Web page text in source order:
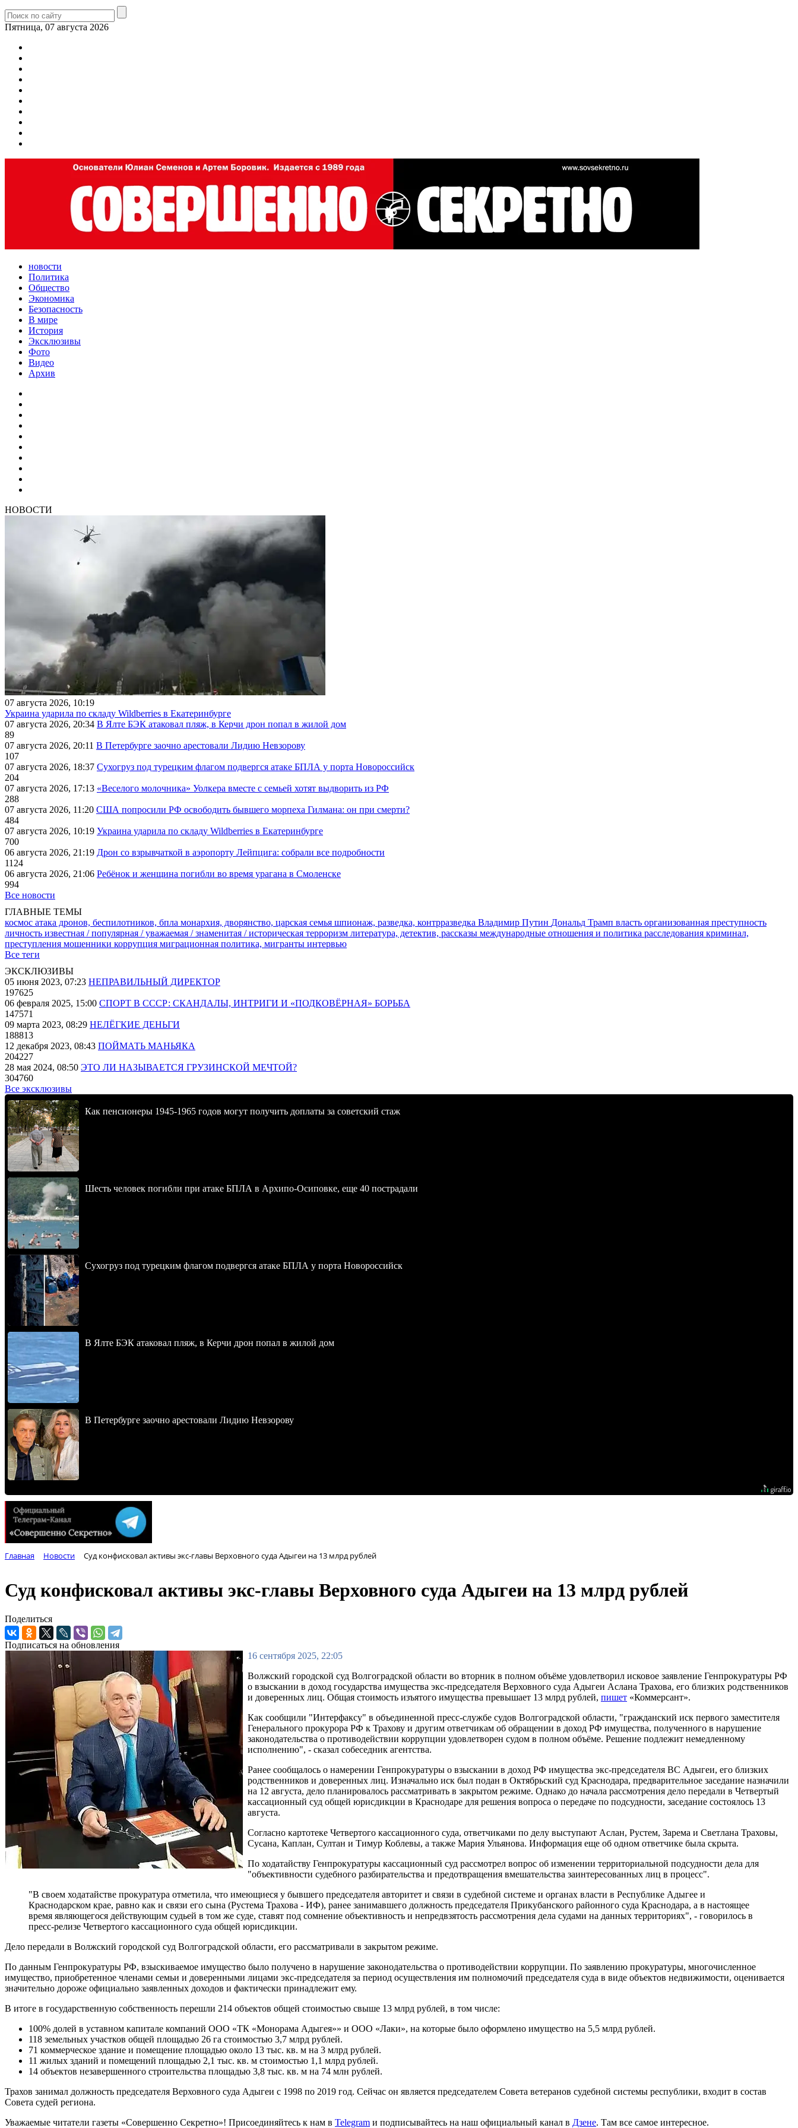
Пятница, 07 августа 2026
новости
Политика
Общество
Экономика
Безопасность
В мире
История
Эксклюзивы
Фото
Видео
Архив
НОВОСТИ
07 августа 2026, 10:19
Украина ударила по складу Wildberries в Екатеринбурге
07 августа 2026, 20:34 В Ялте БЭК атаковал пляж, в Керчи дрон попал в жилой дом
89
07 августа 2026, 20:11 В Петербурге заочно арестовали Лидию Невзорову
107
07 августа 2026, 18:37 Сухогруз под турецким флагом подвергся атаке БПЛА у порта Новороссийск
204
07 августа 2026, 17:13 «Веселого молочника» Уолкера вместе с семьей хотят выдворить из РФ
288
07 августа 2026, 11:20 США попросили РФ освободить бывшего морпеха Гилмана: он при смерти?
484
07 августа 2026, 10:19 Украина ударила по складу Wildberries в Екатеринбурге
700
06 августа 2026, 21:19 Дрон со взрывчаткой в аэропорту Лейпцига: собрали все подробности
1124
06 августа 2026, 21:06 Ребёнок и женщина погибли во время урагана в Смоленске
994
Все новости
ГЛАВНЫЕ ТЕМЫ
космос атака дронов, беспилотников, бпла монархия, дворянство, царская семья шпионаж, разведка, контрразведка Владимир Путин Дональд Трамп власть организованная преступность
личность известная / популярная / уважаемая / знаменитая / историческая терроризм литература, детектив, рассказы международные отношения и политика расследования криминал,
преступления мошенники коррупция миграционная политика, мигранты интервью
Все теги
ЭКСКЛЮЗИВЫ
05 июня 2023, 07:23 НЕПРАВИЛЬНЫЙ ДИРЕКТОР
197625
06 февраля 2025, 15:00 СПОРТ В СССР: СКАНДАЛЫ, ИНТРИГИ И «ПОДКОВЁРНАЯ» БОРЬБА
147571
09 марта 2023, 08:29 НЕЛЁГКИЕ ДЕНЬГИ
188813
12 декабря 2023, 08:43 ПОЙМАТЬ МАНЬЯКА
204227
28 мая 2024, 08:50 ЭТО ЛИ НАЗЫВАЕТСЯ ГРУЗИНСКОЙ МЕЧТОЙ?
304760
Все эксклюзивы
Как пенсионеры 1945-1965 годов могут получить доплаты за советский стаж
Шесть человек погибли при атаке БПЛА в Архипо-Осиповке, еще 40 пострадали
Сухогруз под турецким флагом подвергся атаке БПЛА у порта Новороссийск
В Ялте БЭК атаковал пляж, в Керчи дрон попал в жилой дом
В Петербурге заочно арестовали Лидию Невзорову
Главная Новости Суд конфисковал активы экс-главы Верховного суда Адыгеи на 13 млрд рублей
Суд конфисковал активы экс-главы Верховного суда Адыгеи на 13 млрд рублей
Поделиться
Подписаться на обновления
16 сентября 2025, 22:05
Волжский городской суд Волгоградской области во вторник в полном объёме удовлетворил исковое заявление Генпрокуратуры РФ
о взыскании в доход государства имущества экс-председателя Верховного суда Адыгеи Аслана Трахова, его близких родственников
и доверенных лиц. Общая стоимость изъятого имущества превышает 13 млрд рублей, пишет «Коммерсант».
Как сообщили "Интерфаксу" в объединенной пресс-службе судов Волгоградской области, "гражданский иск первого заместителя
Генерального прокурора РФ к Трахову и другим ответчикам об обращении в доход РФ имущества, полученного в нарушение
законодательства о противодействии коррупции удовлетворен судом в полном объёме. Решение подлежит немедленному
исполнению", - сказал собеседник агентства.
Ранее сообщалось о намерении Генпрокуратуры о взыскании в доход РФ имущества экс-председателя ВС Адыгеи, его близких
родственников и доверенных лиц. Изначально иск был подан в Октябрьский суд Краснодара, предварительное заседание назначили
на 12 августа, дело планировалось рассматривать в закрытом режиме. Однако до начала рассмотрения дело передали в Четвертый
кассационный суд общей юрисдикции в Краснодаре для решения вопроса о передаче по подсудности, заседание состоялось 13
августа.
Согласно картотеке Четвертого кассационного суда, ответчиками по делу выступают Аслан, Рустем, Зарема и Светлана Траховы,
Сусана, Каплан, Султан и Тимур Коблевы, а также Мария Ульянова. Информация еще об одном ответчике была скрыта.
По ходатайству Генпрокуратуры кассационный суд рассмотрел вопрос об изменении территориальной подсудности дела для
"объективности судебного разбирательства и предотвращения вмешательства заинтересованных лиц в процесс".
"В своем ходатайстве прокуратура отметила, что имеющиеся у бывшего председателя авторитет и связи в судебной системе и органах власти в Республике Адыгее и
Краснодарском крае, равно как и связи его сына (Рустема Трахова - ИФ), ранее занимавшего должность председателя Прикубанского районного суда Краснодара, а в настоящее
время являющегося действующим судьей в том же суде, ставят под сомнение объективность и непредвзятость рассмотрения дела судами на данных территориях", - говорилось в
пресс-релизе Четвертого кассационного суда общей юрисдикции.
Дело передали в Волжский городской суд Волгоградской области, его рассматривали в закрытом режиме.
По данным Генпрокуратуры РФ, взыскиваемое имущество было получено в нарушение законодательства о противодействии коррупции. По заявлению прокуратуры, многочисленное
имущество, приобретенное членами семьи и доверенными лицами экс-председателя за период осуществления им полномочий председателя суда в виде объектов недвижимости, оценивается
значительно дороже официально заявленных доходов и фактически принадлежит ему.
В итоге в государственную собственность перешли 214 объектов общей стоимостью свыше 13 млрд рублей, в том числе:
100% долей в уставном капитале компаний ООО «ТК «Монорама Адыгея»» и ООО «Лаки», на которые было оформлено имущество на 5,5 млрд рублей.
118 земельных участков общей площадью 26 га стоимостью 3,7 млрд рублей.
71 коммерческое здание и помещение площадью около 13 тыс. кв. м на 3 млрд рублей.
11 жилых зданий и помещений площадью 2,1 тыс. кв. м стоимостью 1,1 млрд рублей.
14 объектов незавершенного строительства площадью 3,8 тыс. кв. м на 74 млн рублей.
Трахов занимал должность председателя Верховного суда Адыгеи с 1998 по 2019 год. Сейчас он является председателем Совета ветеранов судебной системы республики, входит в состав
Совета судей региона.
Уважаемые читатели газеты «Совершенно Секретно»! Присоединяйтесь к нам в Telegram и подписывайтесь на наш официальный канал в Дзене. Там все самое интересное.